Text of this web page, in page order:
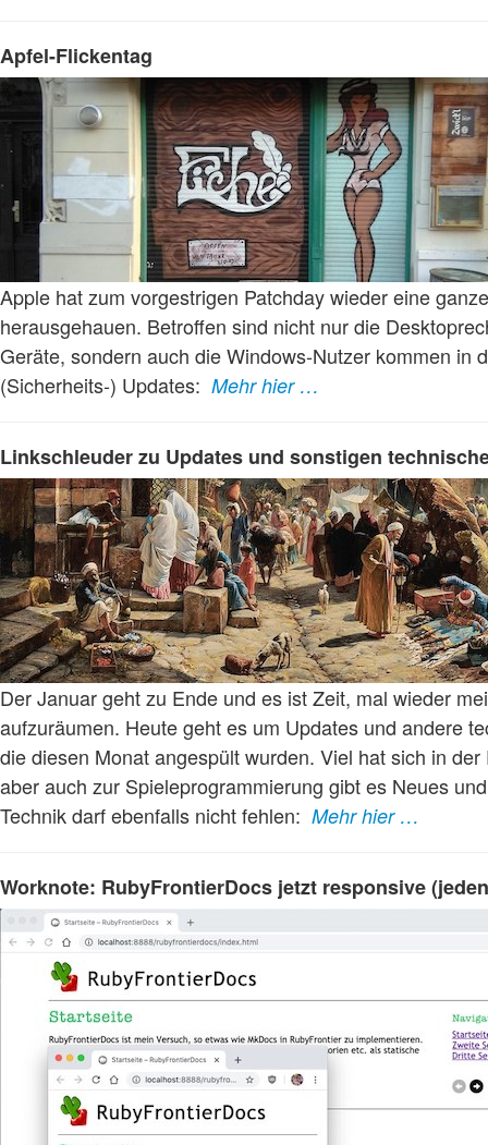
Apfel-Flickentag
Apple hat zum vorgestrigen Patchday wieder eine
herausgehauen. Betroffen sind nicht nur die
Geräte, sondern auch die Windows-Nutzer kommen in
(Sicherheits-) Updates: Mehr hier …
Linkschleuder zu Updates und sonstigen
Der Januar geht zu Ende und es ist Zeit, mal wieder
aufzuräumen. Heute geht es um Updates und andere
die diesen Monat angespült wurden. Viel hat sich in
aber auch zur Spieleprogrammierung gibt es Neues
Technik darf ebenfalls nicht fehlen: Mehr hier …
Worknote: RubyFrontierDocs jetzt responsive